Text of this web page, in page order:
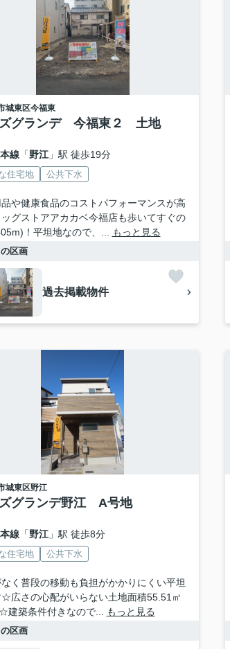
城東区今福東
グランデ 今福東２ 土地
線「野江」駅 徒歩19分
住宅地 公共下水
や健康食品のコストパフォーマンスが高
グストアアカカベ今福店も歩いてすぐの
！平坦地なので、...
もっと見る
区画
過去掲載物件
城東区野江
グランデ野江 A号地
線「野江」駅 徒歩8分
住宅地 公共下水
く普段の移動も負担がかかりにくい平坦
広さの心配がいらない土地面積55.51㎡
建築条件付きなので...
もっと見る
区画